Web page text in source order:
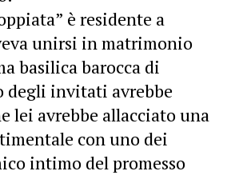
è residente a
unirsi in matrimonio
basilica barocca di
degli invitati avrebbe
lei avrebbe allacciato una
con uno dei
intimo del promesso